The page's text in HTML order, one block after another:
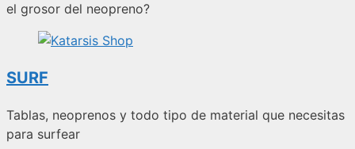
el grosor del neopreno?
SURF
Tablas, neoprenos y todo tipo de material que necesitas
para surfear